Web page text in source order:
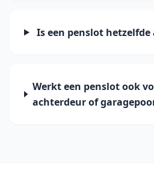
Is een penslot hetzelfde
Werkt een penslot ook
achterdeur of